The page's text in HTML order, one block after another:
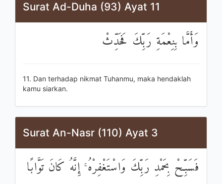
Surat Ad-Duha (93) Ayat 11
وَأَمَّا بِنِعْمَةِ رَبِّكَ فَحَدِّثْ
11. Dan terhadap nikmat Tuhanmu, maka hendaklah
kamu siarkan.
Surat An-Nasr (110) Ayat 3
فَسَبِّحْ بِحَمْدِ رَبِّكَ وَاسْتَغْفِرْهُ ۚ إِنَّهُ كَانَ تَوَّابًا